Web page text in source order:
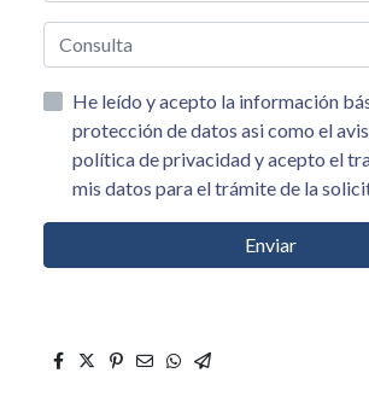
He leído y acepto la información básica sobre
protección de datos asi como el aviso legal y la
política de privacidad y acepto el tratamiento de
mis datos para el trámite de la
Enviar